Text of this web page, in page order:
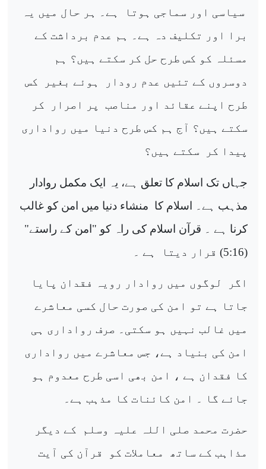
سیاسی اور سماجی ہوتا
ہے۔ ہر حال میں یہ
برا اور تکلیف دہ ہے۔ ہم عدم برداشت کے
مسئلہ کو کس طرح حل کر سکتے ہیں؟ ہم
دوسروں کے تئیں عدم رودار
ہوئے بغیر
کس
طرح اپنے عقائد اور مناصب
پر اصرار
کر
سکتے ہیں؟ آج ہم کس طرح دنیا میں رواداری
پیدا کر
سکتے ہیں؟
جہاں تک اسلام کا تعلق ہے، یہ ایک مکمل روادار
مذہب ہے۔ اسلام کا منشاء دنیا میں امن کو غالب
کرنا ہے ۔ قرآن اسلام کی راہ کو "امن کے راستے"
(5:16) قرار دیتا
ہے ۔
اگر
لوگوں میں روادار رویہ فقدان پایا
جاتا ہے تو امن کی صورت حال کسی معاشرے
میں غالب نہیں ہو سکتی۔ صرف رواداری ہی
امن کی بنیاد ہے، جس معاشرے میں رواداری
کا فقدان ہے ، امن بھی اسی طرح معدوم ہو
جائے گا ۔ امن کائنات کا مذہب ہے۔
حضرت محمد صلی اللہ علیہ وسلم
کے دیگر
مذاہب کے ساتھ
معاملات کو
قرآن کی آیت